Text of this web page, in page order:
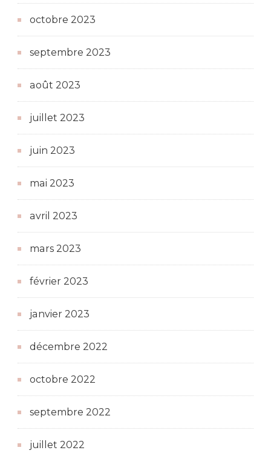
octobre 2023
septembre 2023
août 2023
juillet 2023
juin 2023
mai 2023
avril 2023
mars 2023
février 2023
janvier 2023
décembre 2022
octobre 2022
septembre 2022
juillet 2022